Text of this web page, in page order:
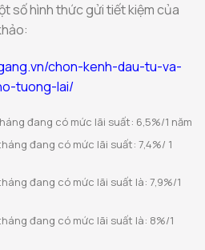
số hình thức gửi tiết kiệm của
chon-kenh-dau-tu-va-
tuong-lai/
đang có mức lãi suất: 6,5%/1 năm
đang có mức lãi suất: 7,4%/ 1
đang có mức lãi suất là: 7,9%/1
đang có mức lãi suất là: 8%/1